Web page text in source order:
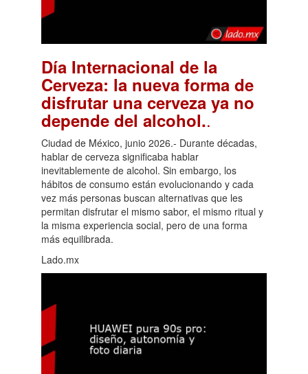
Día Internacional de la
Cerveza: la nueva forma de
disfrutar una cerveza ya no
depende del alcohol..
Ciudad de México, junio 2026.- Durante décadas,
hablar de cerveza significaba hablar
inevitablemente de alcohol. Sin embargo, los
hábitos de consumo están evolucionando y cada
vez más personas buscan alternativas que les
permitan disfrutar el mismo sabor, el mismo ritual y
la misma experiencia social, pero de una forma
más equilibrada.
Lado.mx